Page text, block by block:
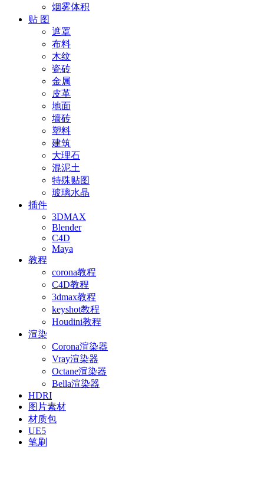
烟雾体积
贴 图
遮罩
布料
木纹
瓷砖
金属
皮革
地面
墙砖
塑料
建筑
大理石
混泥土
特殊贴图
玻璃水晶
插件
3DMAX
Blender
C4D
Maya
教程
corona教程
C4D教程
3dmax教程
keyshot教程
Houdini教程
渲染
Corona渲染器
Vray渲染器
Octane渲染器
Bella渲染器
HDRI
图片素材
材质包
UE5
笔刷